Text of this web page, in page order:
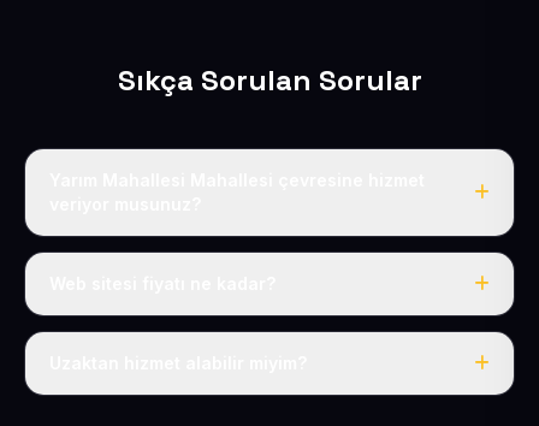
Sıkça Sorulan Sorular
Evet, Yarım Mahallesi dahil tüm İncesu ve İncesu
Tek fiyat: yılda 50 USD + KDV, her şey dahil.